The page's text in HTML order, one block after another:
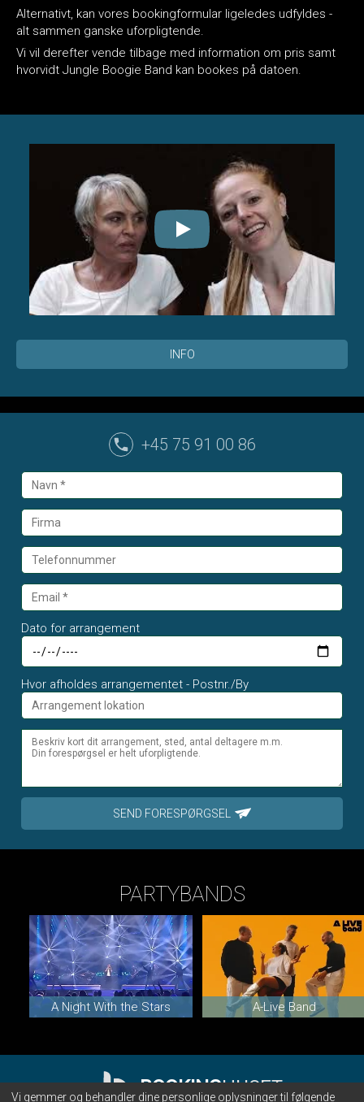
Alternativt, kan vores bookingformular ligeledes udfyldes -
alt sammen ganske uforpligtende.
Vi vil derefter vende tilbage med information om pris samt
hvorvidt Jungle Boogie Band kan bookes på datoen.
INFO
+45 75 91 00 86
Dato for arrangement
Hvor afholdes arrangementet - Postnr./By
SEND FORESPØRGSEL
PARTYBANDS
A Night With the Stars A-Live Band
BOOKINGHUSET
Vi gemmer og behandler dine personlige oplysninger til følgende